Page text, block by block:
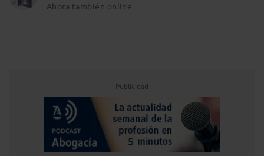
Ahora también online
Publicidad